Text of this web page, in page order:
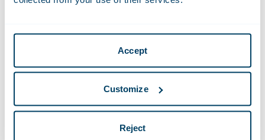
Accept
Customize
Reject
staatssteunzaken en het opzetten van structuren en
het opstellen van contracten die rekening houden
met de relevante staatssteunrisico’s;
het verlenen van rechtsbijstand bij gesprekken en
en Europese gerechtelijke instanties;